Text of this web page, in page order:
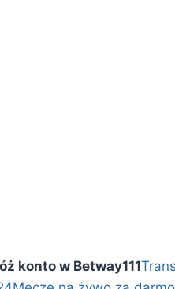
konto w Betway111